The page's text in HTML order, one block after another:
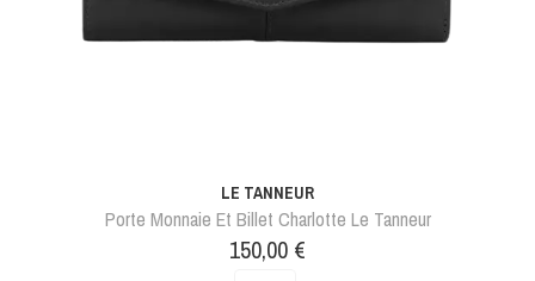
LE TANNEUR
Porte Monnaie Et Billet Charlotte Le Tanneur
Prix
150,00 €